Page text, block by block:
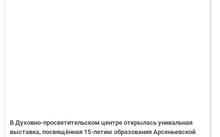
В Духовно-просветительском центре открылась уникальная
выставка, посвящённая 15-летию образования Арсеньевской